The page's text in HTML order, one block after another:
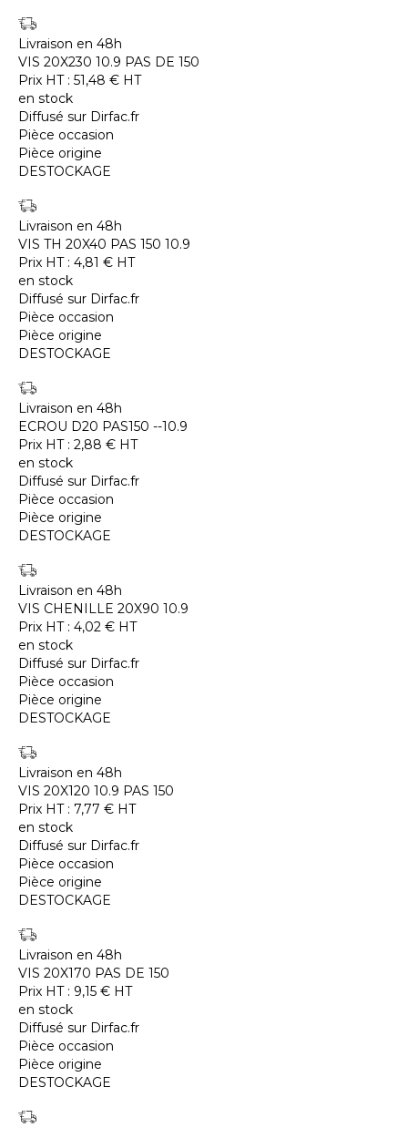
Livraison en 48h
VIS 20X230 10.9 PAS DE 150
Prix HT : 51,48 € HT
en stock
Diffusé sur Dirfac.fr
Pièce occasion
Pièce origine
DESTOCKAGE
Livraison en 48h
VIS TH 20X40 PAS 150 10.9
Prix HT : 4,81 € HT
en stock
Diffusé sur Dirfac.fr
Pièce occasion
Pièce origine
DESTOCKAGE
Livraison en 48h
ECROU D20 PAS150 --10.9
Prix HT : 2,88 € HT
en stock
Diffusé sur Dirfac.fr
Pièce occasion
Pièce origine
DESTOCKAGE
Livraison en 48h
VIS CHENILLE 20X90 10.9
Prix HT : 4,02 € HT
en stock
Diffusé sur Dirfac.fr
Pièce occasion
Pièce origine
DESTOCKAGE
Livraison en 48h
VIS 20X120 10.9 PAS 150
Prix HT : 7,77 € HT
en stock
Diffusé sur Dirfac.fr
Pièce occasion
Pièce origine
DESTOCKAGE
Livraison en 48h
VIS 20X170 PAS DE 150
Prix HT : 9,15 € HT
en stock
Diffusé sur Dirfac.fr
Pièce occasion
Pièce origine
DESTOCKAGE